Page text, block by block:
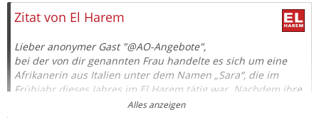
Zitat von El Harem
Lieber anonymer Gast "@AO-Angebote",
bei der von dir genannten Frau handelte es sich um eine
Afrikanerin aus Italien unter dem Namen „Sara“, die im
Frühjahr dieses Jahres im El Harem tätig war. Nachdem ihre
AO-Praxis bekannt wurde, durfte sie bereits nach wenigen
Alles anzeigen
Zitieren